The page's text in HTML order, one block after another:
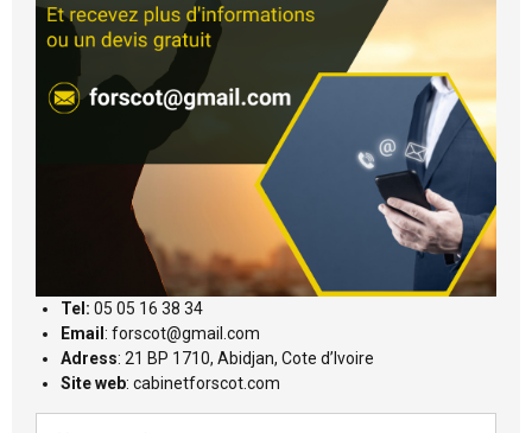
Tel: 05 05 16 38 34
Email : forscot@gmail.com
Adress: 21 BP 1710, Abidjan, Cote d’Ivoire
Site web: cabinetforscot.com